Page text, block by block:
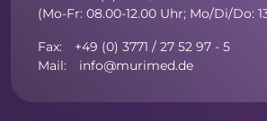
(Mo-Fr: 08.00-12.00 Uhr; Mo/Di/Do:
Fax: +49 (0) 3771 / 27 52 97 - 5
Mail: info@murimed.de